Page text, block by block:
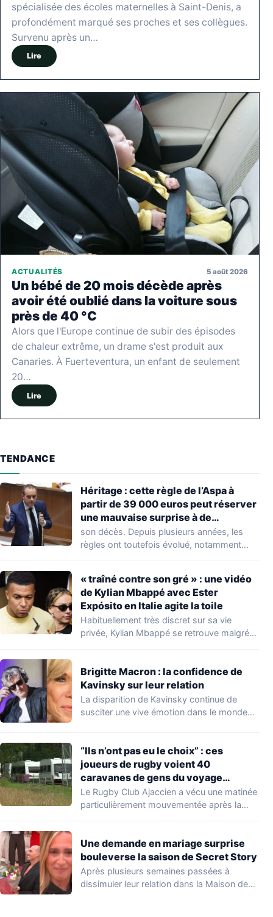
spécialisée des écoles maternelles à Saint-Denis, a
profondément marqué ses proches et ses collègues.
Survenu après un…
Lire
ACTUALITÉS 5 août 2026
Un bébé de 20 mois décède après
avoir été oublié dans la voiture sous
près de 40 °C
Alors que l'Europe continue de subir des épisodes
de chaleur extrême, un drame s'est produit aux
Canaries. À Fuerteventura, un enfant de seulement
20…
Lire
TENDANCE
Héritage : cette règle de l’Aspa à
partir de 39 000 euros peut réserver
une mauvaise surprise à de
nombreuses familles
son décès. Depuis plusieurs années, les
règles ont toutefois évolué, notamment
« traîné contre son gré » : une vidéo
de Kylian Mbappé avec Ester
Expósito en Italie agite la toile
Habituellement très discret sur sa vie
privée, Kylian Mbappé se retrouve malgré
Brigitte Macron : la confidence de
Kavinsky sur leur relation
La disparition de Kavinsky continue de
susciter une vive émotion dans le monde
“Ils n’ont pas eu le choix” : ces
joueurs de rugby voient 40
caravanes de gens du voyage
s’installer dans leur stade, ils les
délogent en moins d’1 heure
Le Rugby Club Ajaccien a vécu une matinée
particulièrement mouvementée après la
Une demande en mariage surprise
bouleverse la saison de Secret Story
Après plusieurs semaines passées à
dissimuler leur relation dans la Maison des